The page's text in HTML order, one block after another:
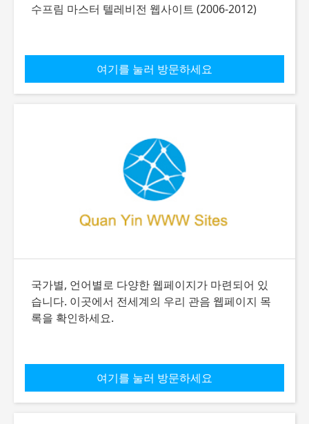
수프림 마스터 텔레비전 웹사이트 (2006-2012)
여기를 눌러 방문하세요
국가별, 언어별로 다양한 웹페이지가 마련되어 있
습니다. 이곳에서 전세계의 우리 관음 웹페이지 목
록을 확인하세요.
여기를 눌러 방문하세요